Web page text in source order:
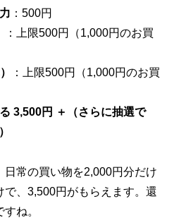
：500円
：上限500円（1,000円のお買
：上限500円（1,000円のお買
3,500円 ＋（さらに抽選で
日常の買い物を2,000円分だけ
、3,500円がもらえます。還
ね。